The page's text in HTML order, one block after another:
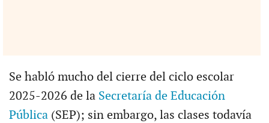
Se habló mucho del cierre del ciclo escolar
2025-2026 de la Secretaría de Educación
Pública(SEP); sin embargo, las clases todavía